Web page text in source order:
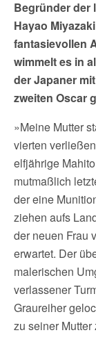
Begründer der
Hayao
fantasievollen
wimmelt es in
der Japaner mit
zweiten Oscar
»Meine Mutter
vierten
elfjährige
mutmaßlich
der eine
ziehen aufs
der neuen Frau
erwartet. Der
malerischen
verlassener
Graureiher
zu seiner Mutter